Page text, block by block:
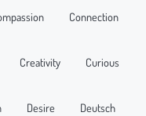
Connection
Creativity Curious
Desire Deutsch